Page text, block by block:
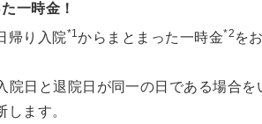
一時金！
帰り入院*1からまとまった一時金*2 を
院日と退院日が同一の日である場合
ます。